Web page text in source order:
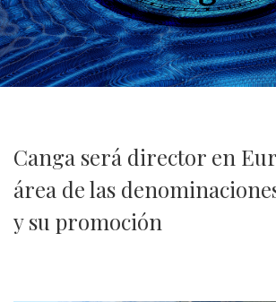
Canga será director en
área de las
y su promoción